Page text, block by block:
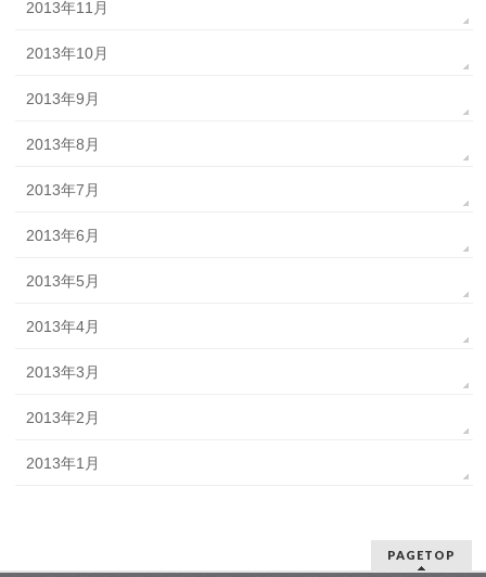
2013年11月
2013年10月
2013年9月
2013年8月
2013年7月
2013年6月
2013年5月
2013年4月
2013年3月
2013年2月
2013年1月
PAGETOP